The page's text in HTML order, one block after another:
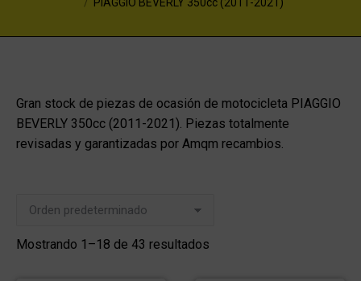
Gran stock de piezas de ocasión de motocicleta PIAGGIO
BEVERLY 350cc (2011-2021). Piezas totalmente
revisadas y garantizadas por Amqm recambios.
Mostrando 1–18 de 43 resultados